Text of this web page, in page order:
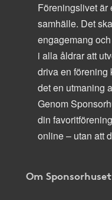
Föreningslivet är
samhälle. Det
engagemang
i alla åldrar att
driva en förening
det en utmaning
Genom
din
online – utan att
Om Sponsorhuset